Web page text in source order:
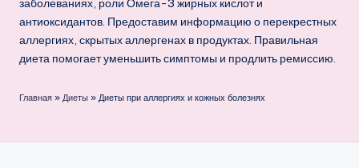
заболеваниях, роли Омега-3 жирных кислот и
антиоксидантов. Предоставим информацию о перекрестных
аллергиях, скрытых аллергенах в продуктах. Правильная
диета помогает уменьшить симптомы и продлить ремиссию.
Главная » Диеты » Диеты при аллергиях и кожных болезнях